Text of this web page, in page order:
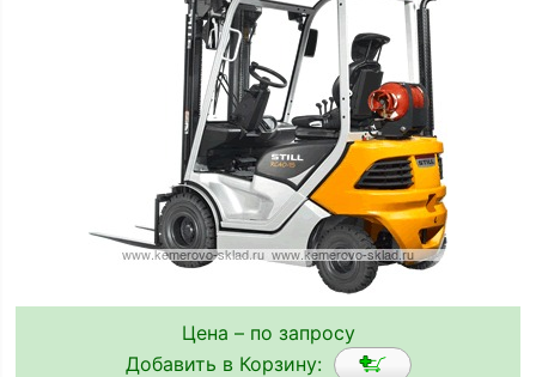
Цена – по запросу
Добавить в Корзину: